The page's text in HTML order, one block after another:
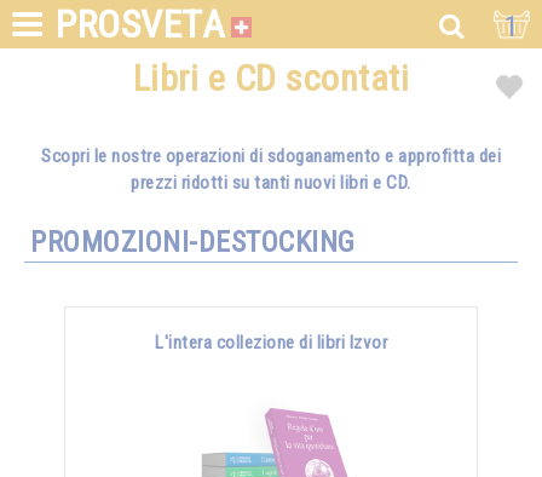
PROSVETA 1
Libri e CD scontati
Scopri le nostre operazioni di sdoganamento e approfitta dei
prezzi ridotti su tanti nuovi libri e CD.
PROMOZIONI-DESTOCKING
L'intera collezione di libri Izvor